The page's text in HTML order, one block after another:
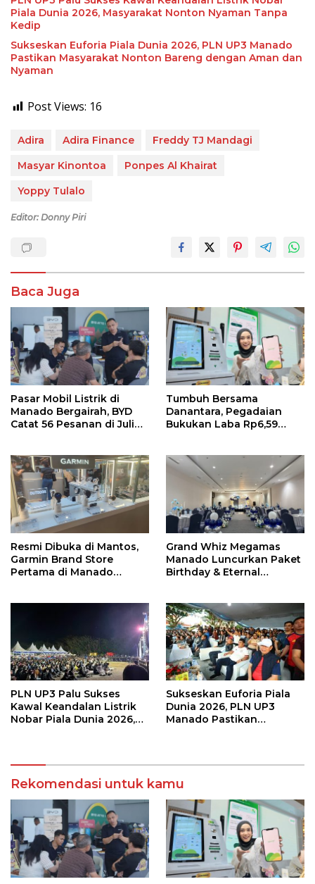
Piala Dunia 2026, Masyarakat Nonton Nyaman Tanpa
Kedip
Sukseskan Euforia Piala Dunia 2026, PLN UP3 Manado
Pastikan Masyarakat Nonton Bareng dengan Aman dan
Nyaman
Post Views: 16
Adira Adira Finance
Freddy TJ Mandagi
Masyar Kinontoa
Ponpes Al Khairat
Yoppy Tulalo
Editor: Donny Piri
Baca Juga
Pasar Mobil Listrik di
Manado Bergairah, BYD
Catat 56 Pesanan di Juli
Tumbuh Bersama
Danantara, Pegadaian
Bukukan Laba Rp6,59
Resmi Dibuka di Mantos,
Garmin Brand Store
Pertama di Manado
Grand Whiz Megamas
Manado Luncurkan Paket
Birthday & Eternal
PLN UP3 Palu Sukses
Kawal Keandalan Listrik
Nobar Piala Dunia 2026,
Sukseskan Euforia Piala
Dunia 2026, PLN UP3
Manado Pastikan
Rekomendasi untuk kamu